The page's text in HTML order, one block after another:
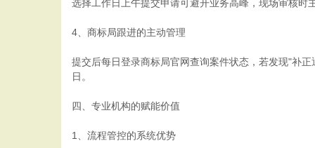
选择工作日上午提交申请可避开业务高峰，现场审核
4、商标局跟进的主动管理
提交后每日登录商标局官网查询案件状态，若发现"补
日。
四、专业机构的赋能价值
1、流程管控的系统优势